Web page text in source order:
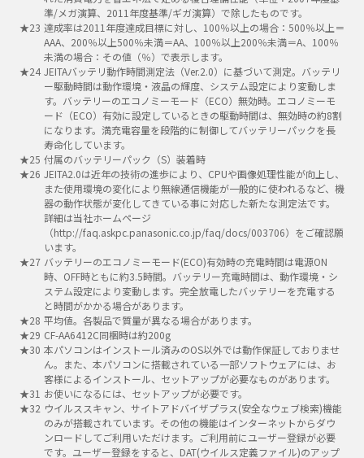
準/メガ演算、2011年度基準/ギガ演算）で除したものです。
達成率は2011年度達成目標に対し、100％以上の場合：500％以上＝
AAA、200％以上500％未満＝AA、100％以上200％未満＝A、100％
未満の場合：その値（％）で表示します。
JEITAバッテリ動作時間測定法（Ver.2.0）に基づいて測定。バッテリ
ー駆動時間は動作環境・液晶の輝度、システム設定により変動しま
す。バッテリーのエコノミーモード（ECO）無効時。エコノミーモ
ード（ECO）有効に設定しているときの駆動時間は、無効時の約8割
になります。満充電容量を段階的に制御してバッテリーパックを長
寿命化しています。
付属のバッテリーパック（S）装着時
JEITA2.0は近年の技術の進歩により、CPUや画像処理性能が向上し、
また使用環境の変化により無線通信機能が一般的に使われるなど、機
器の動作状態が変化してきている事に対応した新たな測定法です。
詳細は当社ホームページ
（http://faq.askpc.panasonic.co.jp/faq/docs/003706）をご確認願
います。
バッテリーのエコノミーモード(ECO)有効時の充電時間は電源ON
時、OFF時ともに約3.5時間。バッテリー充電時間は、動作環境・シ
ステム設定により変動します。完全放電したバッテリーを充電する
と時間がかかる場合があります。
平均値。各製品で質量が異なる場合があります。
CF-AA6412C同梱時は約200g
本パソコンはインストール済みのOS以外では動作保証しておりませ
ん。また、本パソコンに搭載されている一部ソフトウェアには、お
客様によるインストール、セットアップが必要なものがあります。
お使いになるには、セットアップが必要です。
ウイルススキャン、サイトアドバイザプラス(安全なウェブ検索)機能
のみが搭載されています。その他の機能はインターネットからダウ
ンロードしてご利用いただけます。ご利用前にユーザー登録が必要
です。ユーザー登録をすると、DAT(ウイルス定義ファイル)のアップ